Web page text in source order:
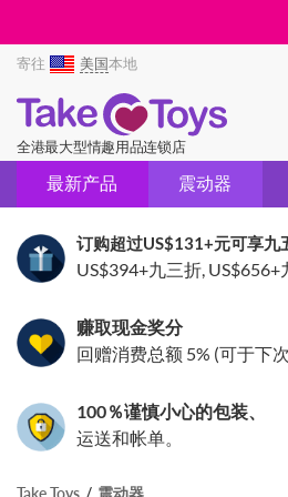
寄往 美国本地
全港最大型情趣用品连锁店
最新产品 震动器
订购超过US$131+元可享九
US$394+九三折, US$656+
赚取现金奖分
回赠消费总额 5% (可于下
100％谨慎小心的包装、
运送和帐单。
Take Toys 震动器